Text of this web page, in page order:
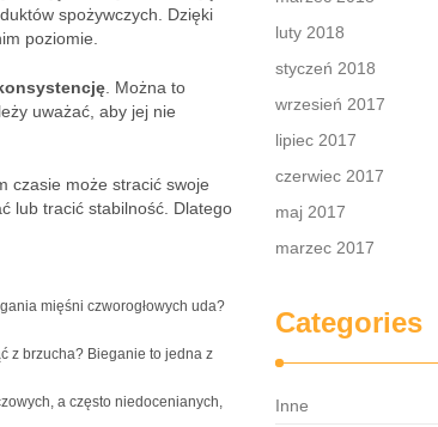
spożywczych. Dzięki
poziomie.
. Można to
uważać, aby jej nie
czasie może stracić swoje
lub tracić stabilność. Dlatego
mięśni czworogłowych uda?
z brzucha? Bieganie to jedna z
a często niedocenianych,
luty 2018
styczeń 2018
wrzesień 2017
lipiec 2017
czerwiec 2017
maj 2017
marzec 2017
Categories
Inne